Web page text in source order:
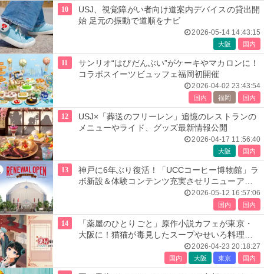
10
USJ、視覚障がい者向け道案内デバイスの貸出開
始 足元の振動で道順をナビ
2026-05-14 14:43:15
大阪 国内
11
サンリオ“はぴだんぶい”がケーキやマカロンに！
コラボスイーツビュッフェ福岡初開催
2026-04-02 23:43:54
国内 福岡 国内
12
USJ×「葬送のフリーレン」追憶のレストランの
メニューやライド、グッズ最新情報公開
2026-04-17 11:56:40
大阪 国内
13
神戸に6年ぶり復活！「UCCコーヒー博物館」ラ
ボ新設＆体験コンテンツ充実させリニューアル
2026-05-12 16:57:06
国内 国内
14
「薬屋のひとりごと」原作小説カフェが東京・
大阪に！猫猫が毒見したスープやせいろ料理な
2026-04-23 20:18:27
国内 大阪 東京 国内